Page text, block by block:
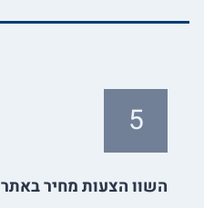
5
השוו הצעות מחיר באתר